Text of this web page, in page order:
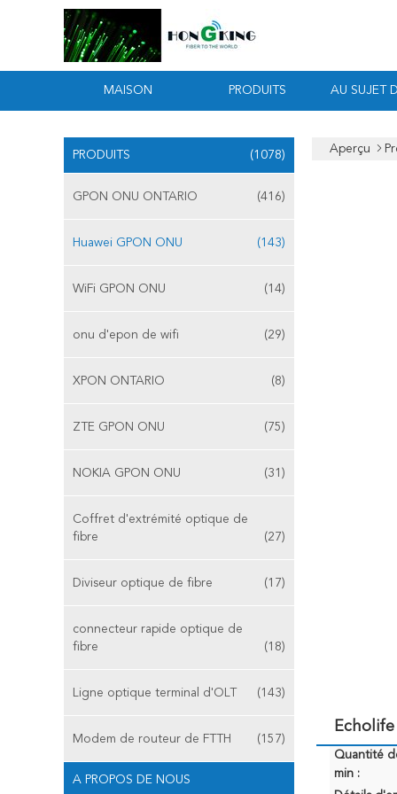
MAISON PRODUITS AU SUJET
PRODUITS (1078)
GPON ONU ONTARIO (416)
Huawei GPON ONU (143)
WiFi GPON ONU (14)
onu d'epon de wifi (29)
XPON ONTARIO (8)
ZTE GPON ONU (75)
NOKIA GPON ONU (31)
Coffret d'extrémité optique de
fibre
(27)
Diviseur optique de fibre (17)
connecteur rapide optique de
fibre
(18)
Ligne optique terminal d'OLT (143)
Modem de routeur de FTTH (157)
A PROPOS DE NOUS
Aperçu
Quantité
min :